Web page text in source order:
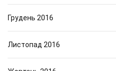
Грудень 2016
Листопад 2016